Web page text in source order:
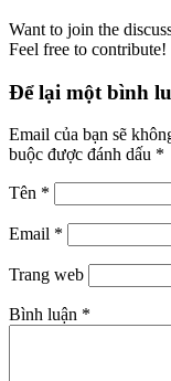
Want to join the
Feel free to contribute!
Để lại một bình
Email của bạn sẽ
buộc được đánh dấu *
Tên *
Email *
Trang web
Bình luận *